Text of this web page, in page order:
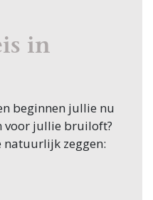
in
beginnen jullie nu
voor jullie bruiloft?
natuurlijk zeggen:
hun zoektocht